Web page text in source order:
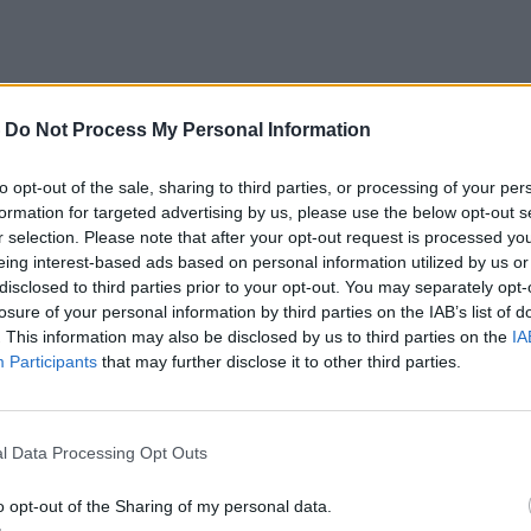
Do Not Process My Personal Information
opt-out of the sale, sharing to third parties, or processing of your
for targeted advertising by us, please use the below opt-out
selection. Please note that after your opt-out request is processed
interest-based ads based on personal information utilized by us
to third parties prior to your opt-out. You may separately
of your personal information by third parties on the IAB’s list of
This information may also be disclosed by us to third parties on the
Participants that may further disclose it to other third parties.
Data Processing Opt Outs
opt-out of the Sharing of my personal data.
η έρημος Ατακάμα στη Χιλή,
αγριολούλουδων μετά από σπάνιες